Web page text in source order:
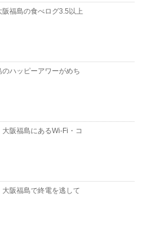
阪福島の食べログ3.5以上
のハッピーアワーがめち
大阪福島にあるWi-Fi・コ
大阪福島で終電を逃して